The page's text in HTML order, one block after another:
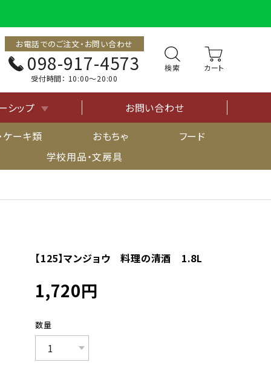
お電話でのご注文・お問い合わせ
098-917-4573
受付時間： 10:00〜20:00
検索
シップ
ついて
お問い合わせ
ケーキ類 おもちゃ
フード
学校用品・文房具
【125】マンジョウ 料理の清酒 1.8L
1,720円
数量